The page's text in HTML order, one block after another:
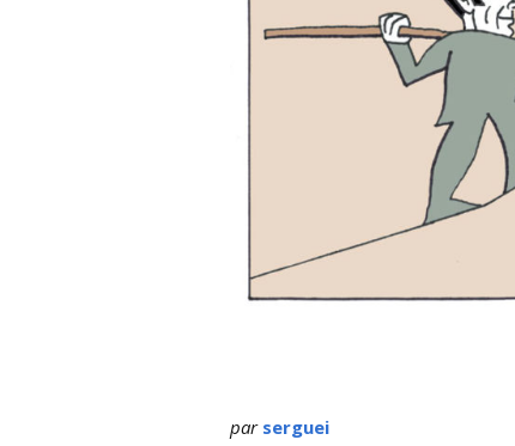
par serguei